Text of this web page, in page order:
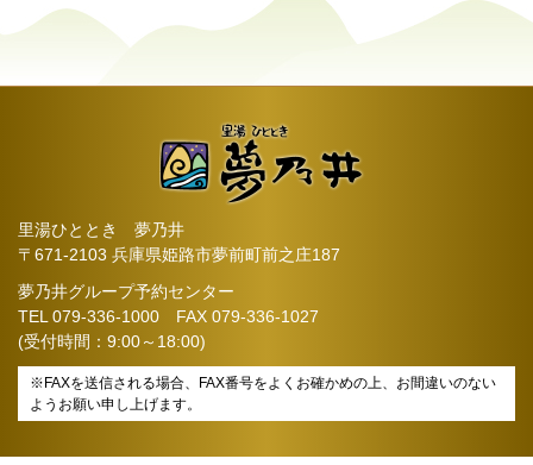
里湯ひととき 夢乃井
〒671-2103 兵庫県姫路市夢前町前之庄187
夢乃井グループ予約センター
TEL 079-336-1000 FAX 079-336-1027
(受付時間：9:00～18:00)
※FAXを送信される場合、FAX番号をよくお確かめの上、お間違いのない
ようお願い申し上げます。